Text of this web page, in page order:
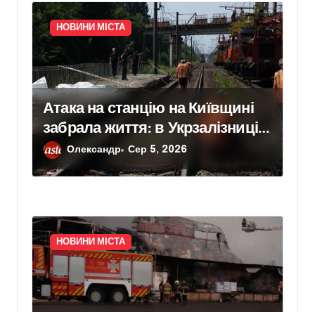
НОВИНИ МІСТА
Атака на станцію на Київщині
забрала життя: в Укрзалізниці
розповіли, чому потяги не
зупиняють рух під час ударів
Олександр Сер 5, 2026
НОВИНИ МІСТА